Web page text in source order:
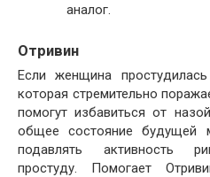
аналог.
Отривин
Если женщина
которая стремительно
помогут избавиться от
общее состояние будущей
подавлять активность
простуду. Помогает